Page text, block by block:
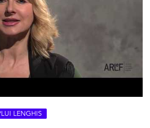
LENGHIS